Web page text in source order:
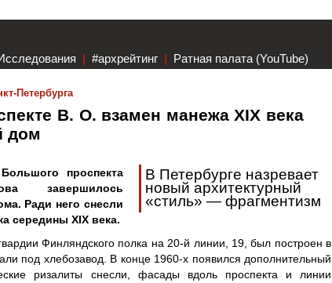
| #архрейтинг | Ратная палата (YouTube)
Петербурга
В. О. взамен манежа XIX века
дом
В Петербурге назревает
новый архитектурный
«стиль» — фрагментизм
проспекта
завершилось
Ради него снесли
середины XIX века.
Финляндского полка на 20-й линии, 19, был построен в
под хлебозавод. В конце 1960-х появился дополнительный
ризалиты снесли, фасады вдоль проспекта и линии